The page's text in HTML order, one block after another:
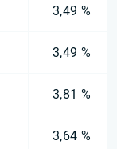
3,49 %
3,49 %
3,81 %
3,64 %